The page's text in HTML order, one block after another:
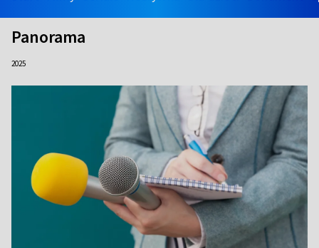
Panorama
2025